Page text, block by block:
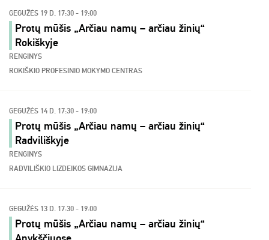
GEGUŽĖS 19 D. 17:30 - 19:00
Protų mūšis „Arčiau namų – arčiau žinių“
Rokiškyje
RENGINYS
ROKIŠKIO PROFESINIO MOKYMO CENTRAS
GEGUŽĖS 14 D. 17:30 - 19:00
Protų mūšis „Arčiau namų – arčiau žinių“
Radviliškyje
RENGINYS
RADVILIŠKIO LIZDEIKOS GIMNAZIJA
GEGUŽĖS 13 D. 17:30 - 19:00
Protų mūšis „Arčiau namų – arčiau žinių“